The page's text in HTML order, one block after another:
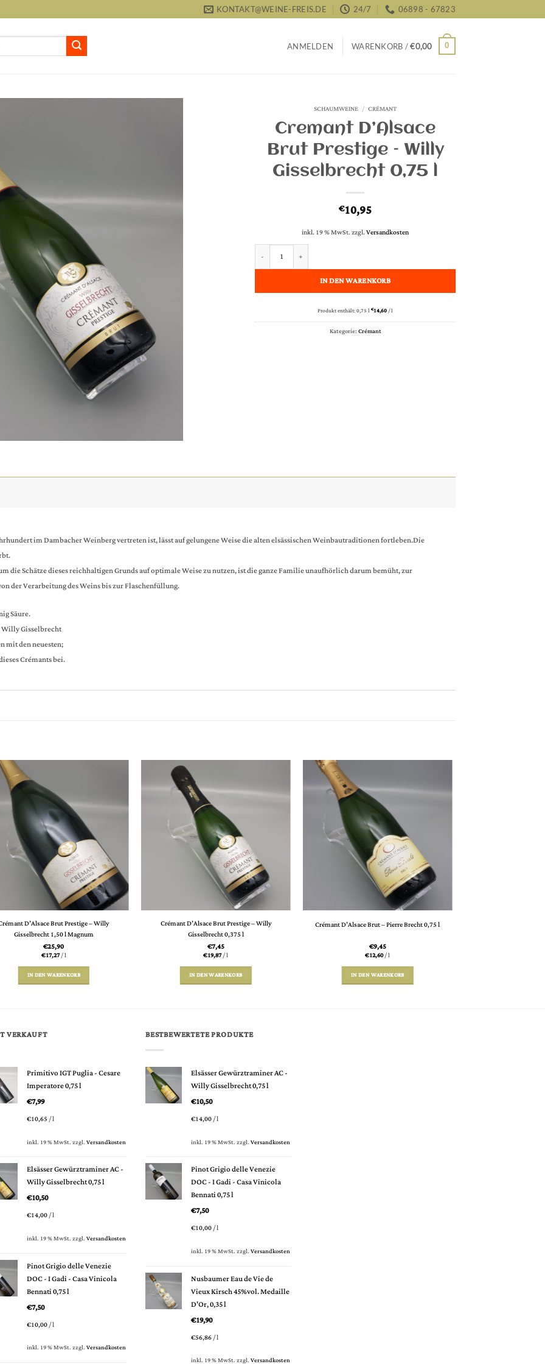
KONTAKT@WEINE-FREIS.DE 24/7 06898 - 67823
ANMELDEN WARENKORB /€0,00 0
SCHAUMWEINE / CRÉMANT
Cremant D’Alsace
Brut Prestige – Willy
Gisselbrecht 0,75 l
€10,95
inkl. 19 % MwSt.zzgl.Versandkosten
Cremant D'Alsace Brut Prestige - Willy Gisselbrecht 0,75 l Menge
IN DEN WARENKORB
Produkt enthält: 0,75l €14,60/l
Kategorie:Crémant
im Dambacher Weinberg vertreten ist, lässt auf gelungene Weise die alten elsässischen Weinbautraditionen fortleben.Die
die Schätze dieses reichhaltigen Grunds auf optimale Weise zu nutzen, ist die ganze Familie unaufhörlich darum bemüht, zur
der Verarbeitung des Weins bis zur Flaschenfüllung.
Säure.
Willy Gisselbrecht
mit den neuesten;
Crémants bei.
D’Alsace Brut Prestige – Willy
Gisselbrecht 1,50 l Magnum
€25,90
€17,27/l
IN DEN WARENKORB
Crémant D’Alsace Brut Prestige – Willy
Gisselbrecht 0,375 l
€7,45
€19,87/l
IN DEN WARENKORB
Crémant D’Alsace Brut – Pierre Brecht 0,75 l
€9,45
€12,60/l
IN DEN WARENKORB
VERKAUFT
Primitivo IGT Puglia - Cesare
Imperatore 0,75 l
€7,99
€10,65/l
inkl. 19 % MwSt.zzgl.Versandkosten
Elsässer Gewürztraminer AC -
Willy Gisselbrecht 0,75 l
€10,50
€14,00/l
inkl. 19 % MwSt.zzgl.Versandkosten
Pinot Grigio delle Venezie
DOC - I Gadi - Casa Vinicola
Bennati 0,75 l
€7,50
€10,00/l
inkl. 19 % MwSt.zzgl.Versandkosten
BESTBEWERTETE PRODUKTE
Elsässer Gewürztraminer AC -
Willy Gisselbrecht 0,75 l
€10,50
€14,00/l
inkl. 19 % MwSt.zzgl.Versandkosten
Pinot Grigio delle Venezie
DOC - I Gadi - Casa Vinicola
Bennati 0,75 l
€7,50
€10,00/l
inkl. 19 % MwSt.zzgl.Versandkosten
Nusbaumer Eau de Vie de
Vieux Kirsch 45%vol. Medaille
D'Or, 0,35 l
€19,90
€56,86/l
inkl. 19 % MwSt.zzgl.Versandkosten